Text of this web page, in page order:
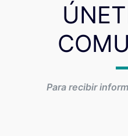
Para recibir